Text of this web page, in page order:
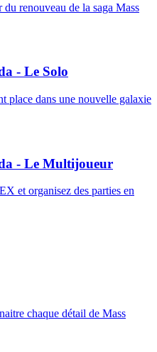
renouveau de la saga Mass
- Le Solo
place dans une nouvelle galaxie
- Le Multijoueur
et organisez des parties en
chaque détail de Mass